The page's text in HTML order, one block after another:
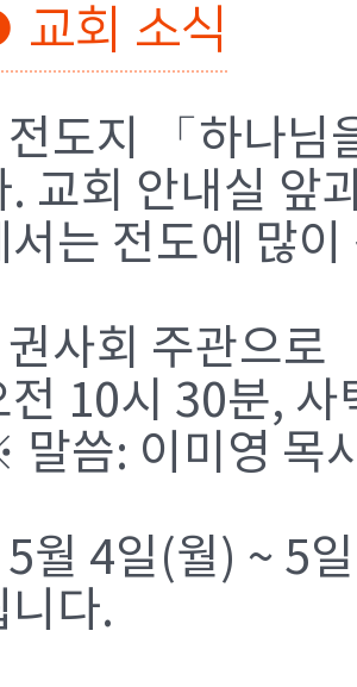
교회 소식
도지 「하나님
. 교회 안내실 앞
서는 전도에 많
사회 주관으로
전 10시 30분,
말씀: 이미영 목
월 4일(월) ~ 5
니다.